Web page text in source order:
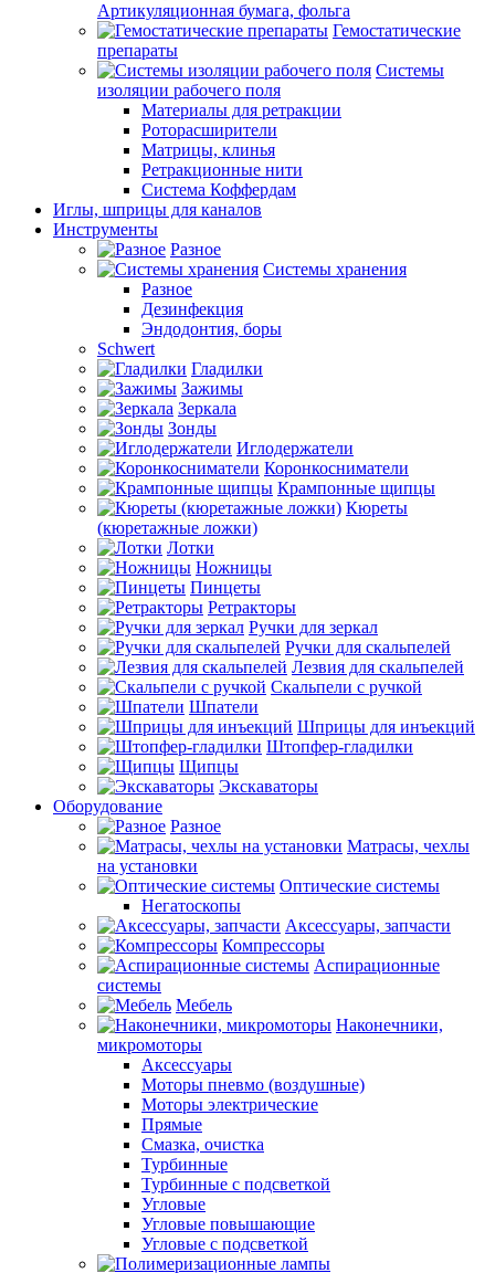
Артикуляционная бумага, фольга
Гемостатические
препараты
Системы
изоляции рабочего поля
Материалы для ретракции
Роторасширители
Матрицы, клинья
Ретракционные нити
Система Коффердам
Иглы, шприцы для каналов
Инструменты
Разное
Системы хранения
Разное
Дезинфекция
Эндодонтия, боры
Schwert
Гладилки
Зажимы
Зеркала
Зонды
Иглодержатели
Коронкосниматели
Крампонные щипцы
Кюреты
(кюретажные ложки)
Лотки
Ножницы
Пинцеты
Ретракторы
Ручки для зеркал
Ручки для скальпелей
Лезвия для скальпелей
Скальпели с ручкой
Шпатели
Шприцы для инъекций
Штопфер-гладилки
Щипцы
Экскаваторы
Оборудование
Разное
Матрасы, чехлы
на установки
Оптические системы
Негатоскопы
Аксессуары, запчасти
Компрессоры
Аспирационные
системы
Мебель
Наконечники,
микромоторы
Аксессуары
Моторы пневмо (воздушные)
Моторы электрические
Прямые
Смазка, очистка
Турбинные
Турбинные с подсветкой
Угловые
Угловые повышающие
Угловые с подсветкой